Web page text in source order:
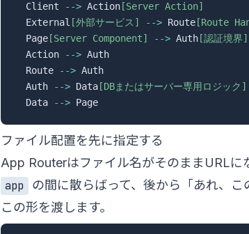
  Client
--> Action [Server Action]
  External
[外部サービス] --> Route [Route
  Page
[Server Component] --> Auth [認証境界]
  Action
--> Auth
  Route
--> Auth
  Auth
--> Data [DBまたはサーバー専用ロジック]
  Data
-->
ファイル配置を先に指定する
App Routerはファイル名がそのままURLに
app
の間に散らばって、後から「あれ、
この形を渡します。